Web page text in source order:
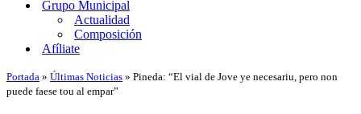
Grupo Municipal
Actualidad
Composición
Afíliate
Portada » Últimas Noticias » Pineda: “El vial de Jove ye necesariu, pero non
puede faese tou al empar”